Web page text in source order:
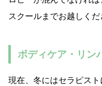
スクールまでお越しくだ
ボディケア・リン
現在、冬にはセラピスト